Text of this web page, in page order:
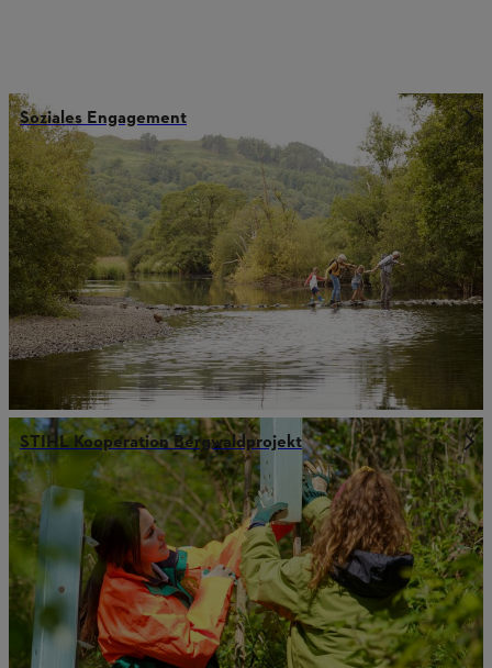
Soziales Engagement
STIHL Kooperation Bergwaldprojekt